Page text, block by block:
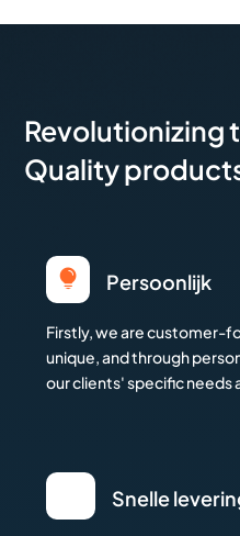
Revolutionizing
Quality
 Persoonlijk
Firstly, we are customer-
unique, and through
our clients' specific needs
Snelle